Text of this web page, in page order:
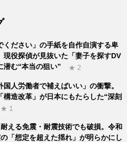
ください」の手紙を自作自演する卑
現役探偵が見抜いた「妻子を探すDV
潜む“本当の狙い”
★ 2
国人労働者で補えばいい」の衝撃。
構造改革」が日本にもたらした“深刻
★ 1
耐える免震・耐震技術でも破損。令和
「想定を超えた揺れ」が明らかにし